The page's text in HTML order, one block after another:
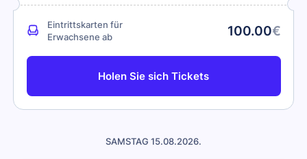
Eintrittskarten für
Erwachsene ab
100.00€
Holen Sie sich Tickets
SAMSTAG 15.08.2026.